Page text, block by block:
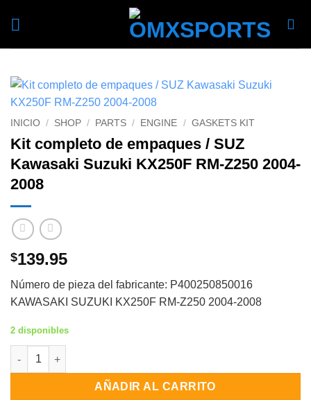
INICIO / SHOP / PARTS / ENGINE / GASKETS KIT
Kit completo de empaques / SUZ
Kawasaki Suzuki KX250F RM-Z250 2004-
2008
$139.95
Número de pieza del fabricante: P400250850016
KAWASAKI SUZUKI KX250F RM-Z250 2004-2008
2 disponibles
Kit completo de empaques / SUZ Kawasaki Suzuki KX250F
AÑADIR AL CARRITO